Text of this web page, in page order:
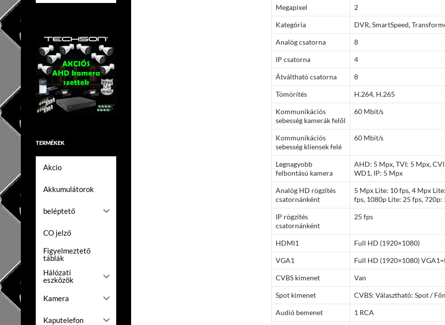
Megapixel 2
Kategória DVR, SmartSpeed,
Analóg csatorna 8
IP csatorna 4
Átváltható csatorna 8
Tömörítés H.264, H.265
Kommunikációs
sebesség kamerák felől
60 Mbit/s
Kommunikációs
sebesség kliensek felé
60 Mbit/s
Legnagyobb
felbontású kamera
AHD: 5 Mpx, TVI: 5 Mpx,
WD1, IP: 5 Mpx
Analóg HD rögzítés
csatornánként
5 Mpx Lite: 10 fps, 4 Mpx
fps, 1080p Lite: 25 fps, 720p:
IP rögzítés
csatornánként
25 fps
HDMI1 Full HD (1920×1080)
VGA1 Full HD (1920×1080)
CVBS kimenet Van
Spot kimenet CVBS: Választható: Spot /
Audió bemenet 1 RCA
TERMÉKEK
Akcio
Akkumulátorok
beléptető
CO jelző
Figyelmeztető
táblák
Hálózati
eszközök
Kamera
Kaputelefon